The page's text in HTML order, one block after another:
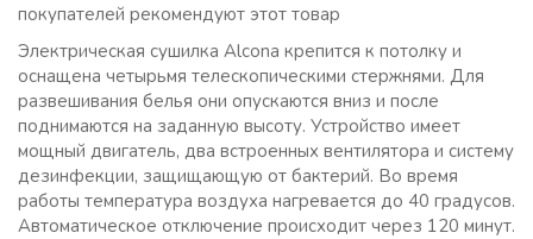
покупателей рекомендуют этот товар
Электрическая сушилка Alcona крепится к потолку и
оснащена четырьмя телескопическими стержнями. Для
развешивания белья они опускаются вниз и после
поднимаются на заданную высоту. Устройство имеет
мощный двигатель, два встроенных вентилятора и систему
дезинфекции, защищающую от бактерий. Во время
работы температура воздуха нагревается до 40 градусов.
Автоматическое отключение происходит через 120 минут.